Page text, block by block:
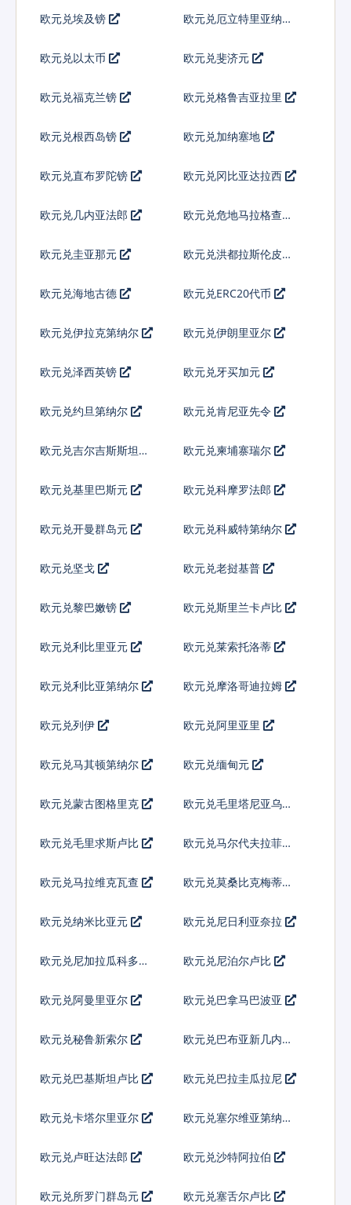
欧元兑埃及镑
欧元兑厄立特里亚纳克
欧元兑以太币 欧元兑斐济元
欧元兑福克兰镑 欧元兑格鲁吉亚拉里
欧元兑根西岛镑 欧元兑加纳塞地
欧元兑直布罗陀镑 欧元兑冈比亚达拉西
欧元兑几内亚法郎 欧元兑危地马拉格查尔
欧元兑圭亚那元 欧元兑洪都拉斯伦皮拉
欧元兑海地古德 欧元兑ERC20代币
欧元兑伊拉克第纳尔 欧元兑伊朗里亚尔
欧元兑泽西英镑 欧元兑牙买加元
欧元兑约旦第纳尔 欧元兑肯尼亚先令
欧元兑吉尔吉斯斯坦索
欧元兑柬埔寨瑞尔
欧元兑基里巴斯元 欧元兑科摩罗法郎
欧元兑开曼群岛元 欧元兑科威特第纳尔
欧元兑坚戈 欧元兑老挝基普
欧元兑黎巴嫩镑 欧元兑斯里兰卡卢比
欧元兑利比里亚元 欧元兑莱索托洛蒂
欧元兑利比亚第纳尔 欧元兑摩洛哥迪拉姆
欧元兑列伊 欧元兑阿里亚里
欧元兑马其顿第纳尔 欧元兑缅甸元
欧元兑蒙古图格里克
欧元兑毛里塔尼亚乌吉
欧元兑毛里求斯卢比 欧元兑马尔代夫拉菲亚
欧元兑马拉维克瓦查
欧元兑莫桑比克梅蒂卡
欧元兑纳米比亚元 欧元兑尼日利亚奈拉
欧元兑尼加拉瓜科多巴 欧元兑尼泊尔卢比
欧元兑阿曼里亚尔 欧元兑巴拿马巴波亚
欧元兑秘鲁新索尔
欧元兑巴布亚新几内亚
欧元兑巴基斯坦卢比 欧元兑巴拉圭瓜拉尼
欧元兑卡塔尔里亚尔 欧元兑塞尔维亚第纳尔
欧元兑卢旺达法郎 欧元兑沙特阿拉伯
欧元兑所罗门群岛元 欧元兑塞舌尔卢比